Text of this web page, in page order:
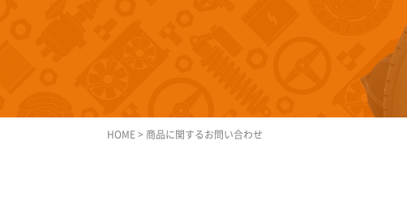
HOME > 商品に関するお問い合わせ